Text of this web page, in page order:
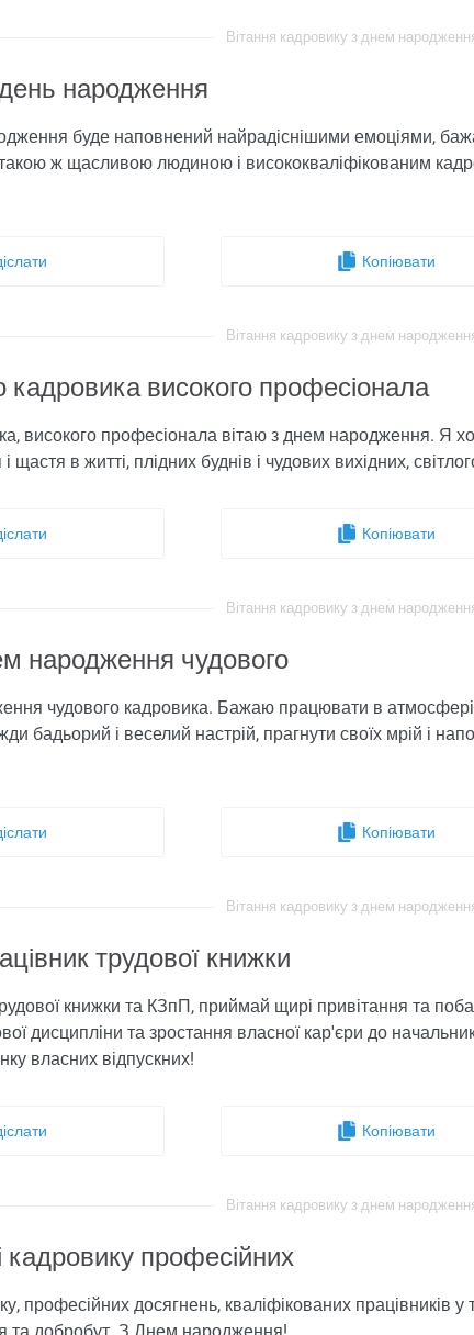
Вітання кадровику з днем
народження
буде наповнений найрадіснішими емоціями,
ж щасливою людиною і висококваліфікованим
Копіювати
Вітання кадровику з днем
кадровика високого професіонала
високого професіонала вітаю з днем ​​народження. Я
щастя в житті, плідних буднів і чудових вихідних,
Копіювати
Вітання кадровику з днем
народження чудового
чудового кадровика. Бажаю працювати в атмосфері
бадьорий і веселий настрій, прагнути своїх мрій і
Копіювати
Вітання кадровику з днем
трудової книжки
книжки та КЗпП, приймай щирі привітання та
дисципліни та зростання власної кар'єри до
власних відпускних!
Копіювати
Вітання кадровику з днем
професійних
професійних досягнень, кваліфікованих працівників